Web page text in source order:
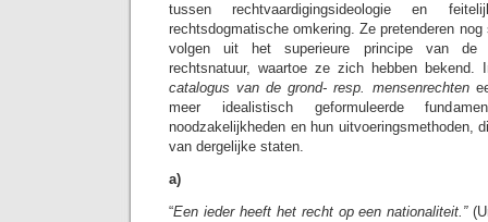
tussen rechtvaardigingsideologie en
rechtsdogmatische omkering. Ze pretenderen
volgen uit het superieure principe van de
rechtsnatuur, waartoe ze zich hebben bekend.
catalogus van de grond- resp. mensenrechten
meer idealistisch geformuleerde
noodzakelijkheden en hun uitvoeringsmethoden,
van dergelijke staten.
a)
“Een ieder heeft het recht op een nationaliteit.”